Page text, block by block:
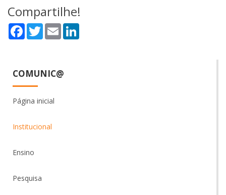
Compartilhe!
Facebook
TwitterEmail
COMUNIC@
Página inicial
Institucional
Ensino
Pesquisa